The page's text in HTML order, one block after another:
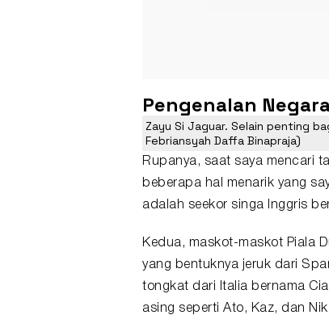
Pengenalan
Zayu Si Jaguar. Selain penting
Febriansyah Daffa Binapraja)
Rupanya, saat saya mencari
beberapa hal menarik yang
adalah seekor singa Inggris
Kedua, maskot-maskot Piala
yang bentuknya jeruk dari
tongkat dari Italia bernama
asing seperti Ato, Kaz, dan